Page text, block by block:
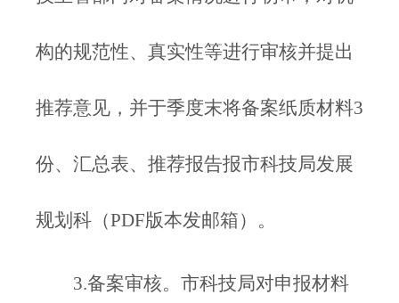
构的规范性、真实性等进行审核并提出
推荐意见，并于季度末将备案纸质材料3
份、汇总表、推荐报告报市科技局发展
规划科（PDF版本发邮箱）。
3.备案审核。市科技局对申报材料